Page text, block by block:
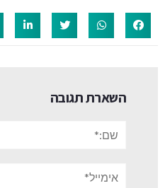
השארת תגובה